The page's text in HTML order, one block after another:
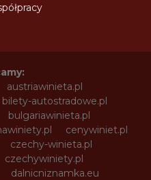
austriawinieta.pl
bilety-autostradowe.pl
bulgariawinieta.pl
cenywiniet.pl
czechy-winieta.pl
czechywiniety.pl
dalnicniznamka.eu